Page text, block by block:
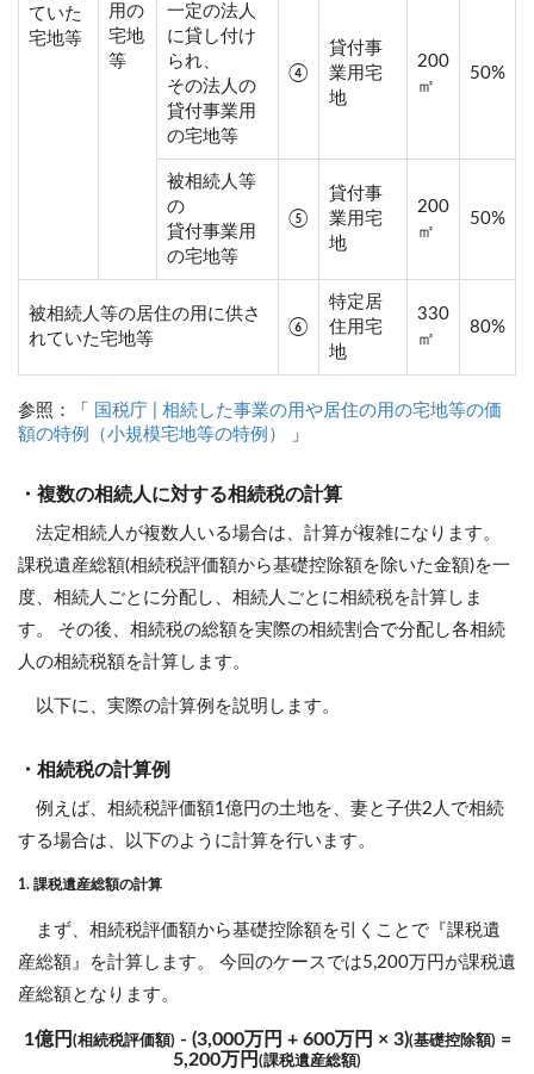
ていた
宅地等
用の
宅地
等
一定の法人
に貸し付け
られ、
その法人の
貸付事業用
の宅地等
④
貸付事
業用宅
地
200
㎡
50%
被相続人等
の
貸付事業用
の宅地等
⑤
貸付事
業用宅
地
200
㎡
50%
被相続人等の居住の用に供さ
れていた宅地等
⑥
特定居
住用宅
地
330
㎡
80%
参照：「
国税庁 | 相続した事業の用や居住の用の宅地等の価
額の特例（小規模宅地等の特例）
」
・複数の相続人に対する相続税の計算
法定相続人が複数人いる場合は、計算が複雑になります。
課税遺産総額(相続税評価額から基礎控除額を除いた金額)を一
度、相続人ごとに分配し、相続人ごとに相続税を計算しま
す。 その後、相続税の総額を実際の相続割合で分配し各相続
人の相続税額を計算します。
以下に、実際の計算例を説明します。
・相続税の計算例
例えば、相続税評価額1億円の土地を、妻と子供2人で相続
する場合は、以下のように計算を行います。
1. 課税遺産総額の計算
まず、相続税評価額から基礎控除額を引くことで『課税遺
産総額』を計算します。 今回のケースでは5,200万円が課税遺
産総額となります。
1億円 (相続税評価額) - (3,000万円 + 600万円 × 3)(基礎控除額) =
5,200万円 (課税遺産総額)